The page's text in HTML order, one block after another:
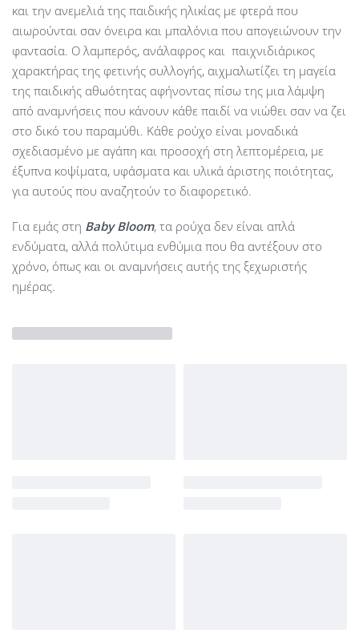
και την ανεμελιά της παιδικής ηλικίας με φτερά που
αιωρούνται σαν όνειρα και μπαλόνια που απογειώνουν την
φαντασία. Ο λαμπερός, ανάλαφρος και παιχνιδιάρικος
χαρακτήρας της φετινής συλλογής, αιχμαλωτίζει τη μαγεία
της παιδικής αθωότητας αφήνοντας πίσω της μια λάμψη
από αναμνήσεις που κάνουν κάθε παιδί να νιώθει σαν να ζει
στο δικό του παραμύθι. Κάθε ρούχο είναι μοναδικά
σχεδιασμένο με αγάπη και προσοχή στη λεπτομέρεια, με
έξυπνα κοψίματα, υφάσματα και υλικά άριστης ποιότητας,
για αυτούς που αναζητούν το διαφορετικό.
Για εμάς στη Baby Bloom, τα ρούχα δεν είναι απλά
ενδύματα, αλλά πολύτιμα ενθύμια που θα αντέξουν στο
χρόνο, όπως και οι αναμνήσεις αυτής της ξεχωριστής
ημέρας.